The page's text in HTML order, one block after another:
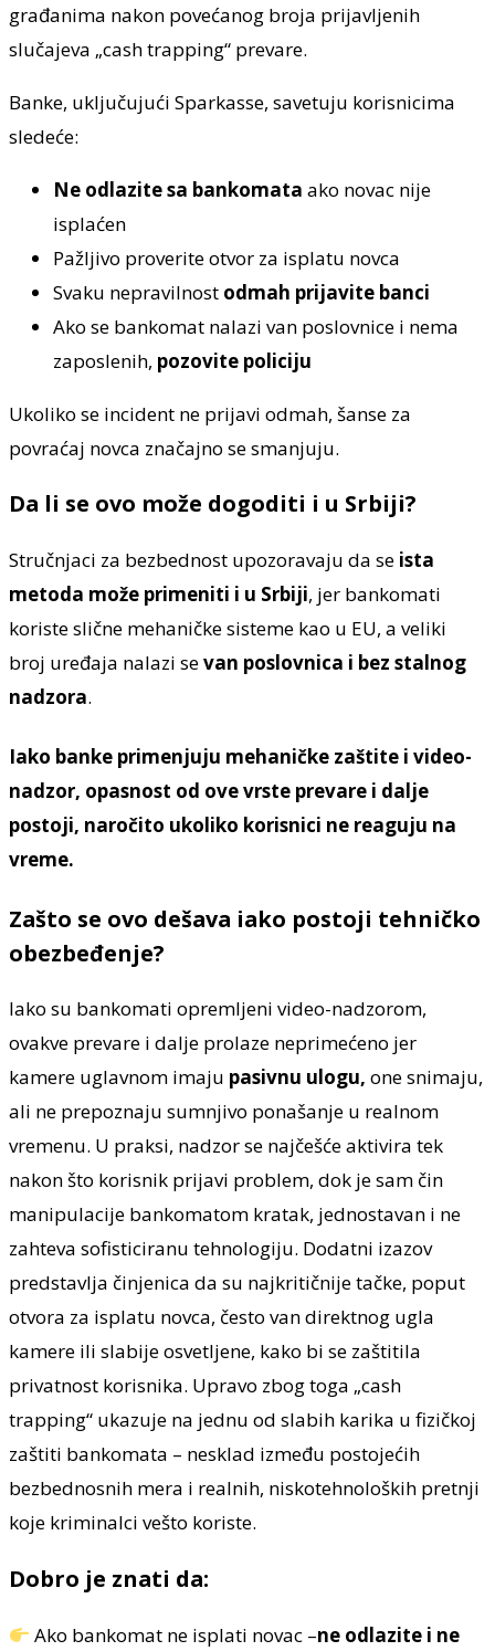
građanima nakon povećanog broja prijavljenih
slučajeva „cash trapping“ prevare.
Banke, uključujući Sparkasse, savetuju korisnicima
sledeće:
Ne odlazite sa bankomata ako novac nije
isplaćen
Pažljivo proverite otvor za isplatu novca
Svaku nepravilnost odmah prijavite banci
Ako se bankomat nalazi van poslovnice i nema
zaposlenih, pozovite policiju
Ukoliko se incident ne prijavi odmah, šanse za
povraćaj novca značajno se smanjuju.
Da li se ovo može dogoditi i u Srbiji?
Stručnjaci za bezbednost upozoravaju da se ista
metoda može primeniti i u Srbiji, jer bankomati
koriste slične mehaničke sisteme kao u EU, a veliki
broj uređaja nalazi sevan poslovnica i bez stalnog
nadzora.
Iako banke primenjuju mehaničke zaštite i video-
nadzor, opasnost od ove vrste prevare i dalje
postoji, naročito ukoliko korisnici ne reaguju na
vreme.
Zašto se ovo dešava iako postoji tehničko
obezbeđenje?
Iako su bankomati opremljeni video-nadzorom,
ovakve prevare i dalje prolaze neprimećeno jer
kamere uglavnom imaju pasivnu ulogu, one snimaju,
ali ne prepoznaju sumnjivo ponašanje u realnom
vremenu. U praksi, nadzor se najčešće aktivira tek
nakon što korisnik prijavi problem, dok je sam čin
manipulacije bankomatom kratak, jednostavan i ne
zahteva sofisticiranu tehnologiju. Dodatni izazov
predstavlja činjenica da su najkritičnije tačke, poput
otvora za isplatu novca, često van direktnog ugla
kamere ili slabije osvetljene, kako bi se zaštitila
privatnost korisnika. Upravo zbog toga „cash
trapping“ ukazuje na jednu od slabih karika u fizičkoj
zaštiti bankomata – nesklad između postojećih
bezbednosnih mera i realnih, niskotehnoloških pretnji
koje kriminalci vešto koriste.
Dobro je znati da:
Ako bankomat ne isplati novac –ne odlazite i ne